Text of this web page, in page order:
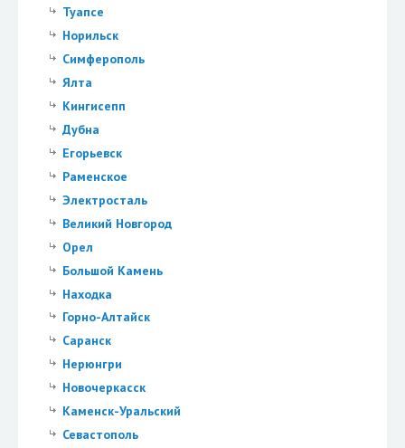
Туапсе
Норильск
Симферополь
Ялта
Кингисепп
Дубна
Егорьевск
Раменское
Электросталь
Великий Новгород
Орел
Большой Камень
Находка
Горно-Алтайск
Саранск
Нерюнгри
Новочеркасск
Каменск-Уральский
Севастополь